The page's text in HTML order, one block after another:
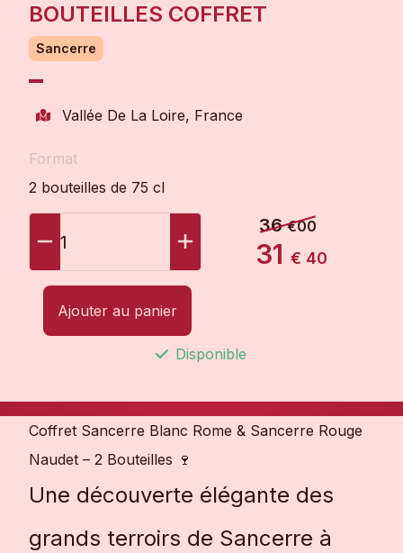
BOUTEILLES COFFRET
Sancerre
Vallée De La Loire, France
Format
2 bouteilles de 75 cl
1
36€00
31 € 40
Ajouter au panier
Disponible
Coffret Sancerre Blanc Rome & Sancerre Rouge
Naudet – 2 Bouteilles 🍷
Une découverte élégante des
grands terroirs de Sancerre à